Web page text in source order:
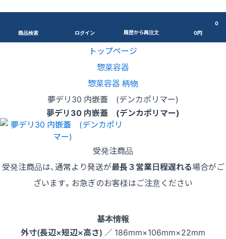
商品検索 ログイン 履歴から再注文
0
0円
トップページ
惣菜容器
惣菜容器 柄物
夢デリ30 内嵌蓋 (デンカポリマー)
夢デリ30 内嵌蓋 (デンカポリマー)
受発注商品
受発注商品は、通常より発送が最長３営業日程遅れる場合がご
ざいます。お急ぎのお客様はご注意ください
基本情報
外寸(長辺×短辺×高さ) ／ 186mm×106mm×22mm